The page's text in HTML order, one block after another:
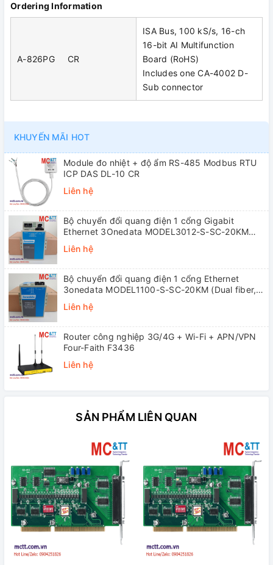
Ordering Information
A-826PG CR
ISA Bus, 100 kS/s, 16-ch
16-bit AI Multifunction
Board (RoHS)
Includes one CA-4002 D-
Sub connector
KHUYẾN MÃI HOT
Module đo nhiệt + độ ẩm RS-485 Modbus RTU
ICP DAS DL-10 CR
Liên hệ
Bộ chuyển đổi quang điện 1 cổng Gigabit
Ethernet 3Onedata MODEL3012-S-SC-20KM
Liên hệ
Bộ chuyển đổi quang điện 1 cổng Ethernet
3onedata MODEL1100-S-SC-20KM (Dual fiber,
Liên hệ
Router công nghiệp 3G/4G + Wi-Fi + APN/VPN
Four-Faith F3436
Liên hệ
SẢN PHẨM LIÊN QUAN